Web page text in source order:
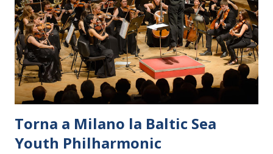
Torna a Milano la Baltic Sea
Youth Philharmonic